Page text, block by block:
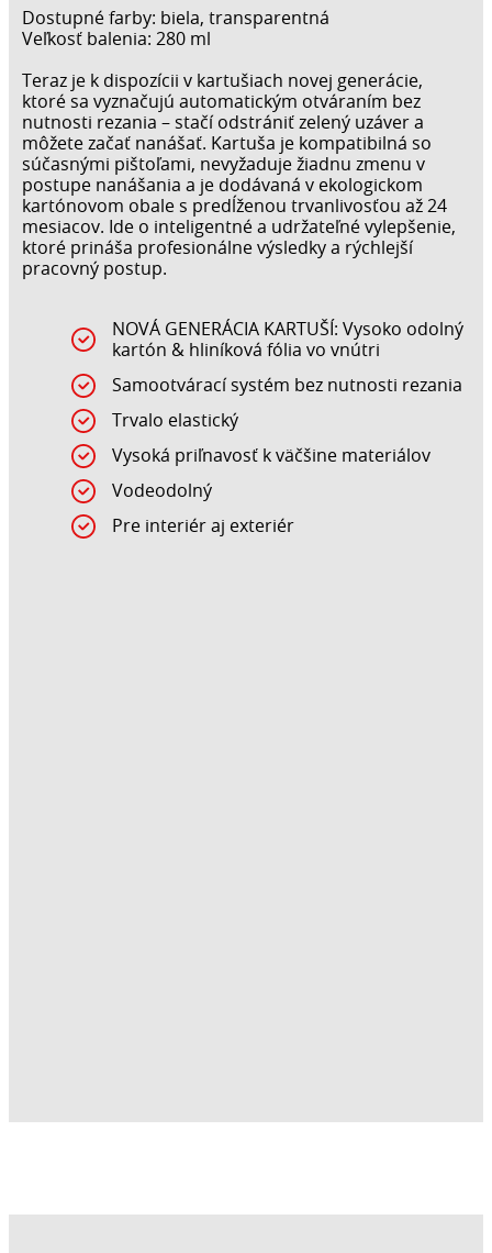
Dostupné farby: biela, transparentná
Veľkosť balenia: 280 ml
Teraz je k dispozícii v kartušiach novej generácie,
ktoré sa vyznačujú automatickým otváraním bez
nutnosti rezania – stačí odstrániť zelený uzáver a
môžete začať nanášať. Kartuša je kompatibilná so
súčasnými pištoľami, nevyžaduje žiadnu zmenu v
postupe nanášania a je dodávaná v ekologickom
kartónovom obale s predĺženou trvanlivosťou až 24
mesiacov. Ide o inteligentné a udržateľné vylepšenie,
ktoré prináša profesionálne výsledky a rýchlejší
pracovný postup.
NOVÁ GENERÁCIA KARTUŠÍ: Vysoko odolný
kartón & hliníková fólia vo vnútri
Samootvárací systém bez nutnosti rezania
Trvalo elastický
Vysoká priľnavosť k väčšine materiálov
Vodeodolný
Pre interiér aj exteriér